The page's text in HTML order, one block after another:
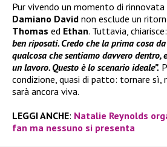
Pur vivendo un momento di
Damiano David non esclude un
Thomas ed Ethan. Tuttavia, chiarisce:
ben riposati. Credo che la prima cosa
qualcosa che sentiamo davvero dentro,
un lavoro. Questo è lo scenario ideale”.
condizione, quasi di patto: tornare sì,
sarà ancora viva.
LEGGI ANCHE: Natalie Reynolds
fan ma nessuno si presenta